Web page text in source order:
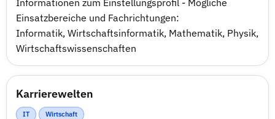
Informationen zum Einstellungsprofil - Mögliche
Einsatzbereiche und Fachrichtungen:
Informatik, Wirtschaftsinformatik, Mathematik, Physik,
Wirtschaftswissenschaften
Karrierewelten
IT Wirtschaft